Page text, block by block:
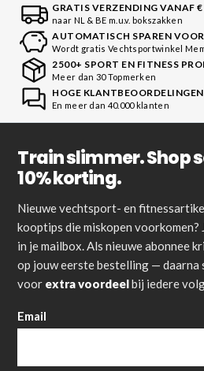
GRATIS VERZENDING VANAF
naar NL & BE m.u.v. bokszakken
AUTOMATISCH SPAREN
Wordt gratis Vechtsportwinkel
2500+ SPORT EN FITNESS
Meer dan 30 Topmerken
HOGE
En meer dan 40.000 klanten
Train slimmer. Shop
10% korting.
Nieuwe vechtsport- en
kooptips die miskopen
in je mailbox. Als nieuwe abonnee
op jouw eerste bestelling — daarna
voor extra voordeelbij iedere
Email